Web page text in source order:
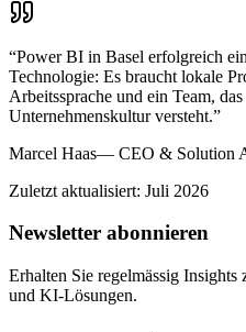
“Power BI in Basel erfolgreich
Technologie: Es braucht lokale
Arbeitssprache und ein Team,
Unternehmenskultur versteht.”
Marcel Haas— CEO & Solution
Zuletzt aktualisiert: Juli 2026
Newsletter abonnieren
Erhalten Sie regelmässig
und KI-Lösungen.